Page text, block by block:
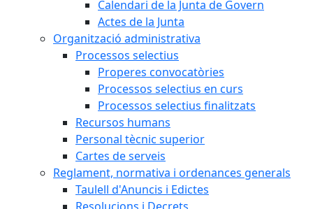
Calendari de la Junta de Govern
Actes de la Junta
Organització administrativa
Processos selectius
Properes convocatòries
Processos selectius en curs
Processos selectius finalitzats
Recursos humans
Personal tècnic superior
Cartes de serveis
Reglament, normativa i ordenances generals
Taulell d'Anuncis i Edictes